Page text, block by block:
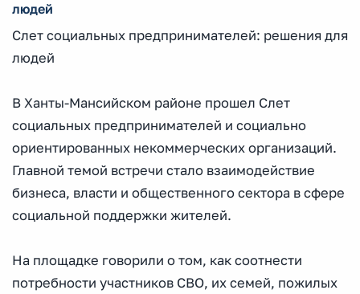
людей
Слет социальных предпринимателей: решения для
людей
В Ханты-Мансийском районе прошел Слет
социальных предпринимателей и социально
ориентированных некоммерческих организаций.
Главной темой встречи стало взаимодействие
бизнеса, власти и общественного сектора в сфере
социальной поддержки жителей.
На площадке говорили о том, как соотнести
потребности участников СВО, их семей, пожилых